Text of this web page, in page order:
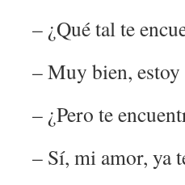
– ¿Qué tal te
– Muy bien,
– ¿Pero te
– Sí, mi amor, ya